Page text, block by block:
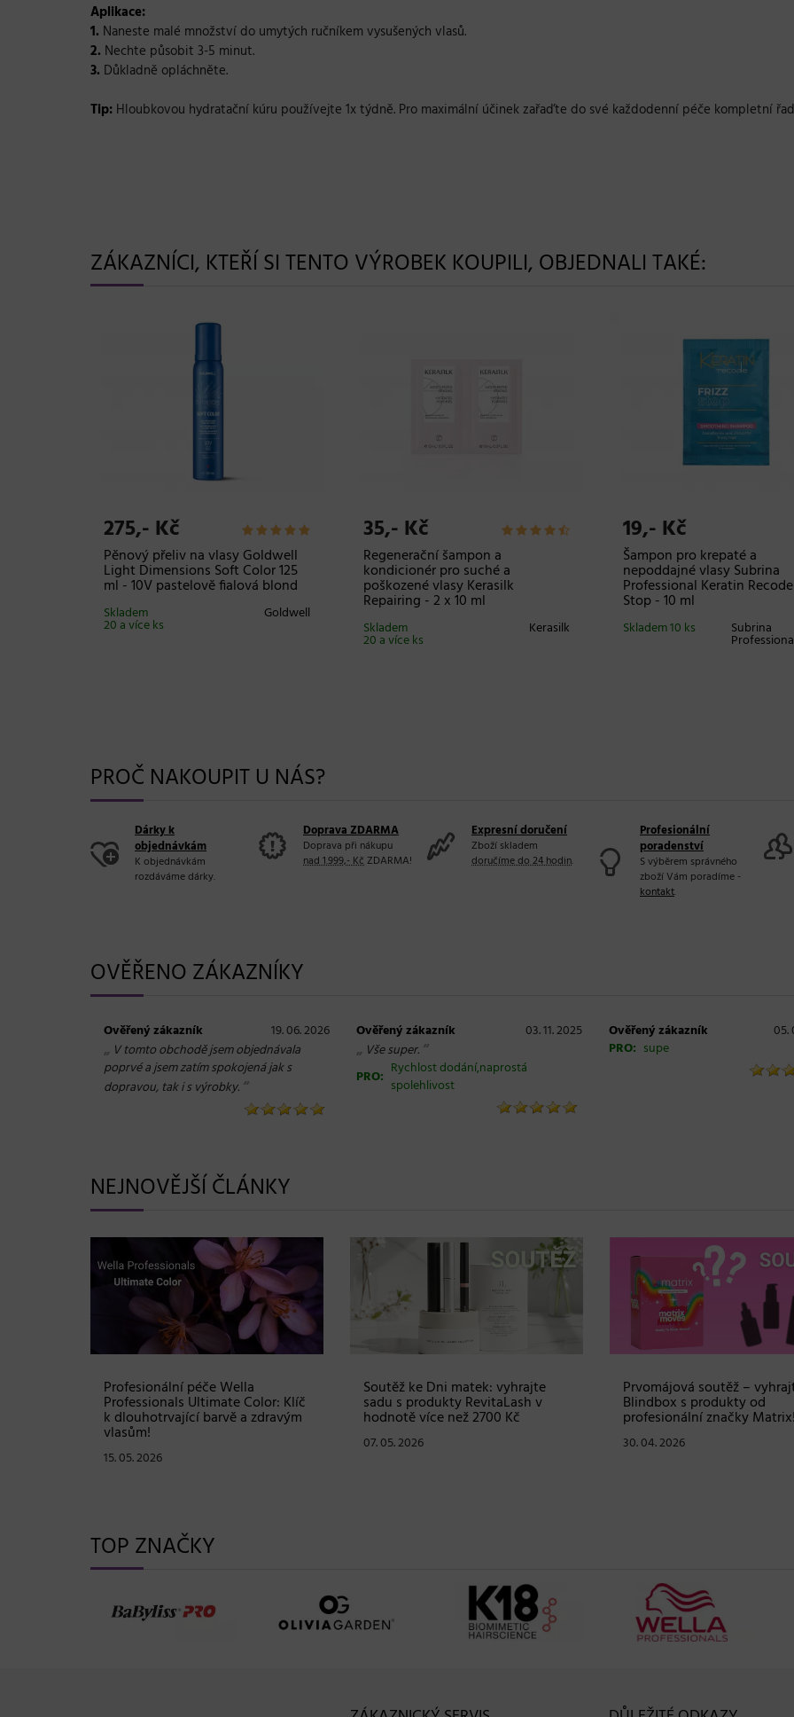
Aplikace:
1. Naneste malé množství do umytých ručníkem vysušených vlasů.
2. Nechte působit 3-5 minut.
3. Důkladně opláchněte.
Tip: Hloubkovou hydratační kúru používejte 1x týdně. Pro maximální účinek zařaďte do své každodenní péče kompletní
ZÁKAZNÍCI, KTEŘÍ SI TENTO VÝROBEK KOUPILI, OBJEDNALI TAKÉ:
275,- Kč
Pěnový přeliv na vlasy Goldwell
Light Dimensions Soft Color 125
ml - 10V pastelově fialová blond
Goldwell
Skladem
20 a více ks
35,- Kč
Regenerační šampon a
kondicionér pro suché a
poškozené vlasy Kerasilk
Repairing - 2 x 10 ml
Kerasilk
Skladem
20 a více ks
19,- Kč
Šampon pro krepaté a
nepoddajné vlasy Subrina
Professional Keratin
Stop - 10 ml
Subrina
Skladem 10 ks
PROČ NAKOUPIT U NÁS?
Dárky k
objednávkám
K objednávkám
rozdáváme dárky.
Doprava ZDARMA
Doprava při nákupu
nad 1.999,- KčZDARMA!
Expresní doručení
Zboží skladem
doručíme do 24 hodin.
Profesionální
poradenství
S výběrem správného
zboží Vám poradíme -
kontakt.
OVĚŘENO ZÁKAZNÍKY
Ověřený zákazník 19. 06. 2026
„ V tomto obchodě jsem objednávala
poprvé a jsem zatím spokojená jak s
dopravou, tak i s výrobky. “
Ověřený zákazník 03. 11. 2025
„ Vše super. “
PRO: Rychlost dodání,naprostá
spolehlivost
Ověřený zákazník
05.
PRO: supe
NEJNOVĚJŠÍ ČLÁNKY
Profesionální péče Wella
Professionals Ultimate Color: Klíč
k dlouhotrvající barvě a zdravým
vlasům!
15. 05. 2026
Soutěž ke Dni matek: vyhrajte
sadu s produkty RevitaLash v
hodnotě více než 2700 Kč
07. 05. 2026
Prvomájová soutěž –
Blindbox s produkty od
profesionální značky
30. 04. 2026
TOP ZNAČKY